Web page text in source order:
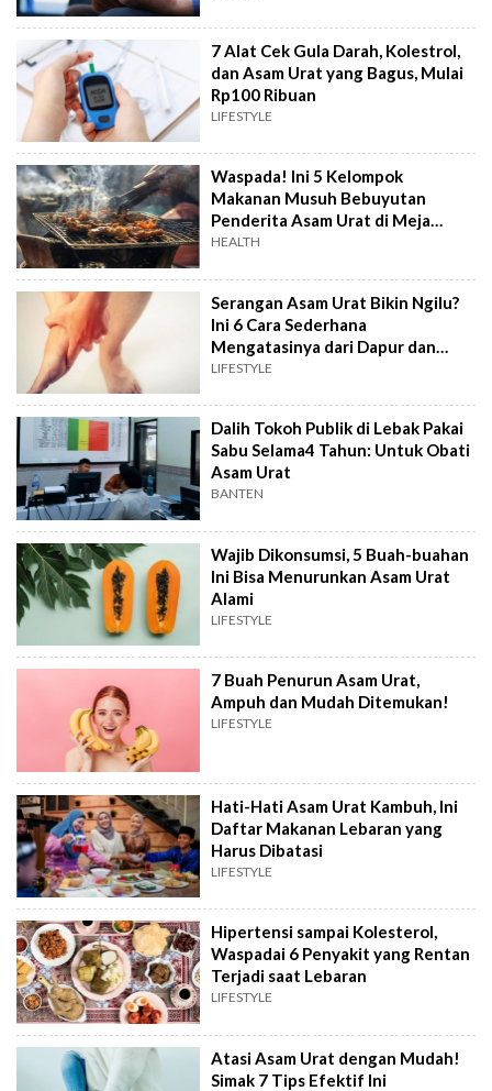
7 Alat Cek Gula Darah, Kolestrol,
dan Asam Urat yang Bagus, Mulai
Rp100 Ribuan
LIFESTYLE
Waspada! Ini 5 Kelompok
Makanan Musuh Bebuyutan
Penderita Asam Urat di Meja
Makan
HEALTH
Serangan Asam Urat Bikin Ngilu?
Ini 6 Cara Sederhana
Mengatasinya dari Dapur dan
Kebiasaan Harian
LIFESTYLE
Dalih Tokoh Publik di Lebak Pakai
Sabu Selama4 Tahun: Untuk Obati
Asam Urat
BANTEN
Wajib Dikonsumsi, 5 Buah-buahan
Ini Bisa Menurunkan Asam Urat
Alami
LIFESTYLE
7 Buah Penurun Asam Urat,
Ampuh dan Mudah Ditemukan!
LIFESTYLE
Hati-Hati Asam Urat Kambuh, Ini
Daftar Makanan Lebaran yang
Harus Dibatasi
LIFESTYLE
Hipertensi sampai Kolesterol,
Waspadai 6 Penyakit yang Rentan
Terjadi saat Lebaran
LIFESTYLE
Atasi Asam Urat dengan Mudah!
Simak 7 Tips Efektif Ini